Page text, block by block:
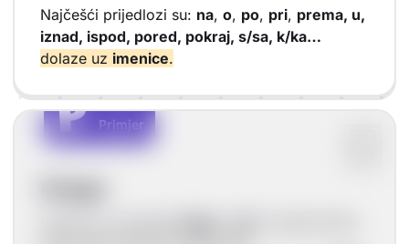
Najčešći prijedlozi su: na, o, po, pri, prema, u,
iznad, ispod, pored, pokraj, s/sa, k/ka…
dolaze uz imenice.
P
P
Primjer
Vrsta sadržaja: Primjer